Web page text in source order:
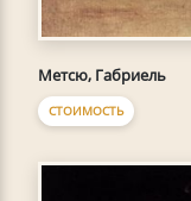
Метсю, Габриель
СТОИМОСТЬ